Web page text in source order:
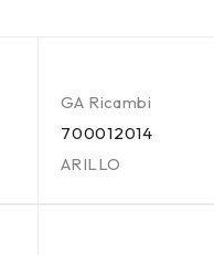
GA Ricambi
700012014
ARILLO